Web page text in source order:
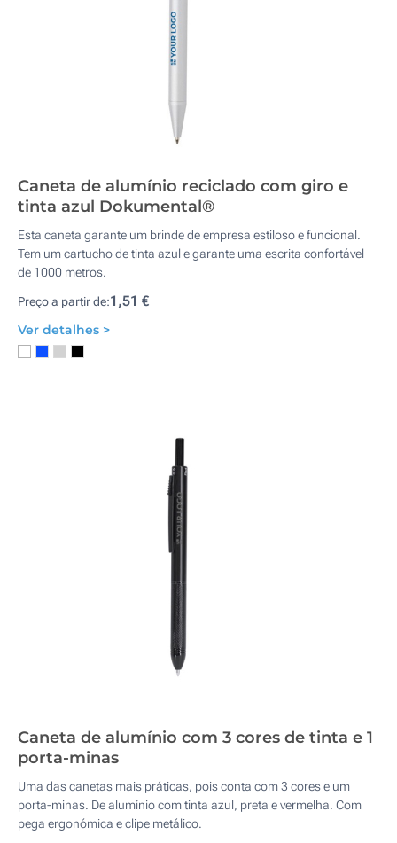
Caneta de alumínio reciclado com giro e
tinta azul Dokumental®
Esta caneta garante um brinde de empresa estiloso e funcional.
Tem um cartucho de tinta azul e garante uma escrita confortável
de 1000 metros.
Preço a partir de:1,51 €
Ver detalhes >
Caneta de alumínio com 3 cores de tinta e 1
porta-minas
Uma das canetas mais práticas, pois conta com 3 cores e um
porta-minas. De alumínio com tinta azul, preta e vermelha. Com
pega ergonómica e clipe metálico.